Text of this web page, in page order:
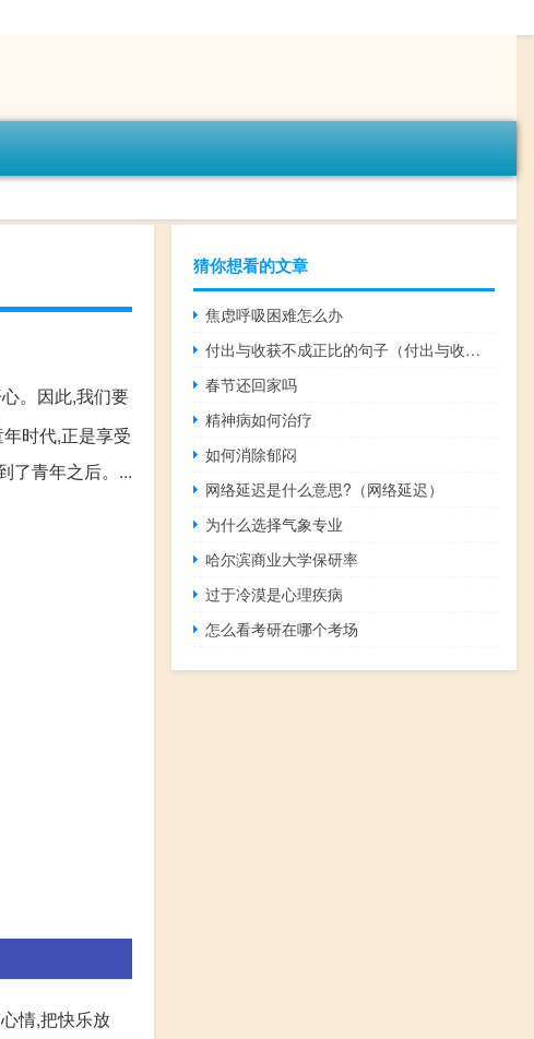
。因此,我们要
时代,正是享受
了青年之后。...
情,把快乐放
猜你想看的文章
焦虑呼吸困难怎么办
付出与收获不成正比的句子（付出与收获的名言）
春节还回家吗
精神病如何治疗
如何消除郁闷
网络延迟是什么意思?（网络延迟）
为什么选择气象专业
哈尔滨商业大学保研率
过于冷漠是心理疾病
怎么看考研在哪个考场